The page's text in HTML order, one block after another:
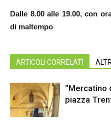
Dalle 8.00 alle 19.00, con
di maltempo
ARTICOLI CORRELATI
“Mercatino
piazza